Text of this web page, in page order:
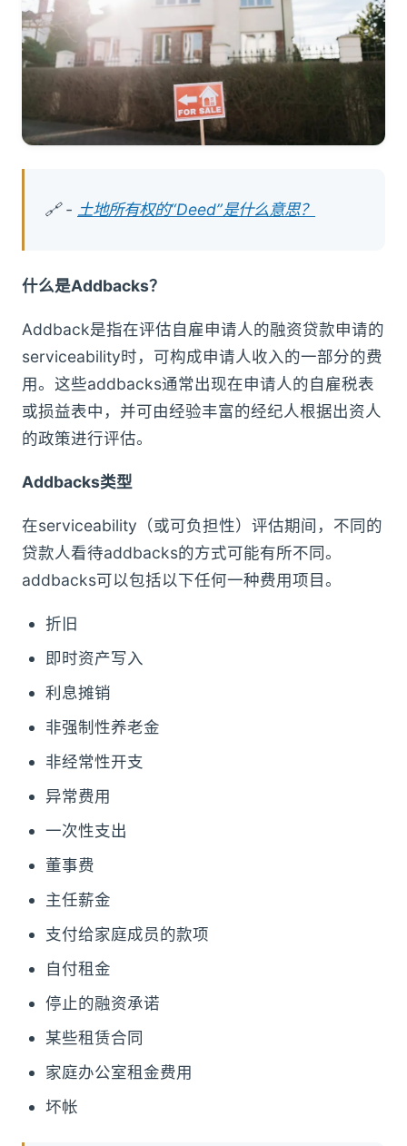
🔗 - 土地所有权的“Deed”是什么意思？
什么是Addbacks？
Addback是指在评估自雇申请人的融资贷款申请的
serviceability时，可构成申请人收入的一部分的费
用。这些addbacks通常出现在申请人的自雇税表
或损益表中，并可由经验丰富的经纪人根据出资人
的政策进行评估。
Addbacks类型
在serviceability（或可负担性）评估期间，不同的
贷款人看待addbacks的方式可能有所不同。
addbacks可以包括以下任何一种费用项目。
折旧
即时资产写入
利息摊销
非强制性养老金
非经常性开支
异常费用
一次性支出
董事费
主任薪金
支付给家庭成员的款项
自付租金
停止的融资承诺
某些租赁合同
家庭办公室租金费用
坏帐